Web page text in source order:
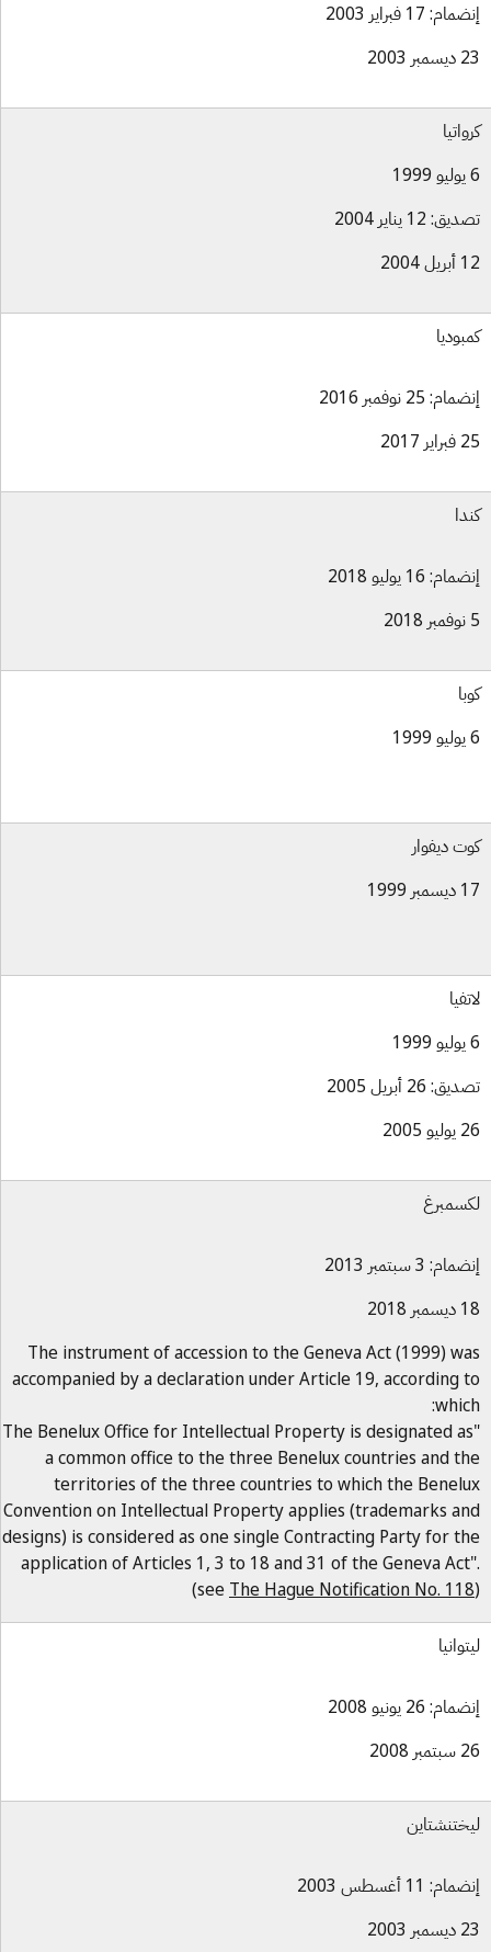
17 فبراير 2003
12 يناير 2004
25 نوفمبر 2016
16 يوليو 2018
ديفوار
26 أبريل 2005
3 سبتمبر 2013
The instrument of accession to the Geneva Act (1999)
accompanied by a declaration under Article 19, according
"The Benelux Office for Intellectual Property is designated
a common office to the three Benelux countries and
territories of the three countries to which the
Convention on Intellectual Property applies (trademarks
designs) is considered as one single Contracting Party for
application of Articles 1, 3 to 18 and 31 of the Geneva
(seeThe Hague Notification No.
26 يونيو 2008
11 أغسطس 2003